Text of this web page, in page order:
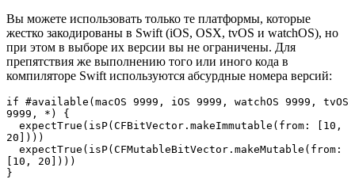
Вы можете использовать только те платформы, которые
жестко закодированы в Swift (iOS, OSX, tvOS и watchOS), но
при этом в выборе их версии вы не ограничены. Для
препятствия же выполнению того или иного кода в
компиляторе Swift используются абсурдные номера версий:
if #available(macOS 9999, iOS 9999, watchOS 9999, tvOS
9999, *) {
20])))
[10, 20])))
}